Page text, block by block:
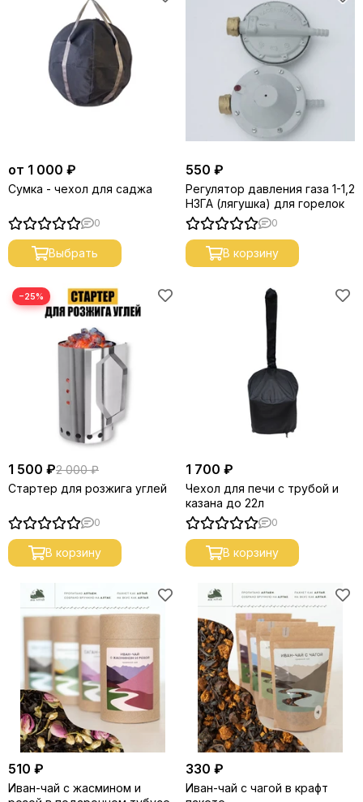
от 1 000 ₽
Сумка - чехол для саджа
0
Выбрать
550 ₽
Регулятор давления газа 1-1,2
НЗГА (лягушка) для горелок
0
В корзину
−25%
1 500 ₽2 000 ₽
Стартер для розжига углей
0
В корзину
1 700 ₽
Чехол для печи с трубой и
казана до 22л
0
В корзину
510 ₽
Иван-чай с жасмином и
330 ₽
Иван-чай с чагой в крафт